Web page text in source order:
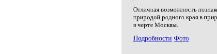
Отличная возможность
природой родного края в
в черте Москвы.
Подробности Фото